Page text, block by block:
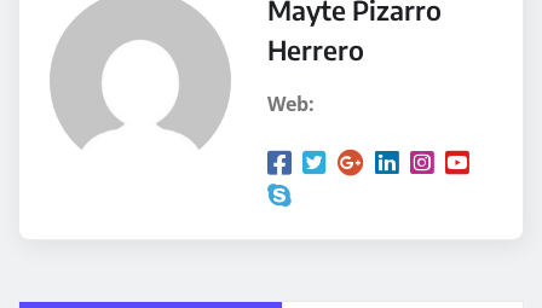
Mayte Pizarro
Herrero
Web: